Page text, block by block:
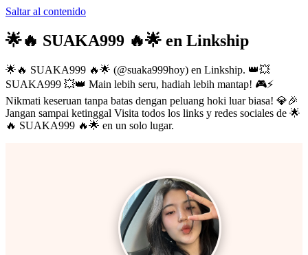
Saltar al contenido
🌟🔥 SUAKA999 🔥🌟 en Linkship
🌟🔥 SUAKA999 🔥🌟 (@suaka999hoy) en Linkship. 👑💥
SUAKA999 💥👑 Main lebih seru, hadiah lebih mantap! 🎮⚡
Nikmati keseruan tanpa batas dengan peluang hoki luar biasa! 💎🎉
Jangan sampai ketinggal Visita todos los links y redes sociales de 🌟
🔥 SUAKA999 🔥🌟 en un solo lugar.